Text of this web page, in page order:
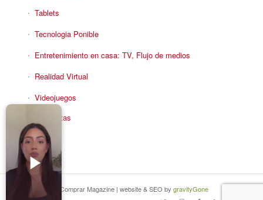
Tablets
Tecnologia Ponible
Entretenimiento en casa: TV, Flujo de medios
Realidad Virtual
Videojuegos
Reciba Ofertas
© Copyright - Comprar Magazine | website & SEO by gravityGone